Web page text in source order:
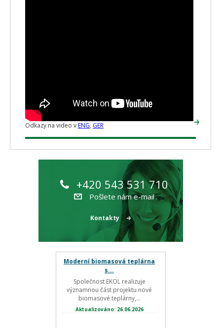
Odkazy na video vENG, GER
+420 543 531 710
Pošlete nám e-mail
Kontakty
Moderní biomasová teplárna
s...
Společnost EKOL realizuje
významnou část projektu nové
biomasové teplárny,...
Aktualizováno: 26.06.2026